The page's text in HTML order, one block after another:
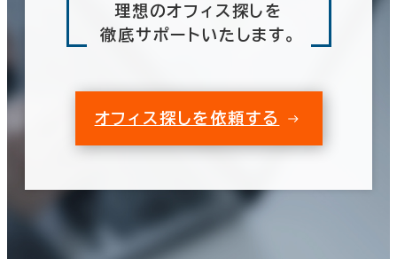
理想のオフィス探しを
徹底サポートいたします。
オフィス探しを依頼する